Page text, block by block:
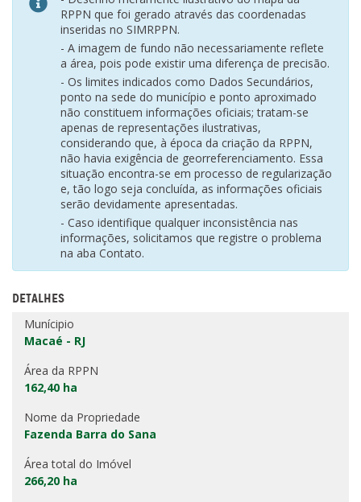
RPPN que foi gerado através das coordenadas
inseridas no SIMRPPN.
- A imagem de fundo não necessariamente reflete
a área, pois pode existir uma diferença de precisão.
- Os limites indicados como Dados Secundários,
ponto na sede do município e ponto aproximado
não constituem informações oficiais; tratam-se
apenas de representações ilustrativas,
considerando que, à época da criação da RPPN,
não havia exigência de georreferenciamento. Essa
situação encontra-se em processo de regularização
e, tão logo seja concluída, as informações oficiais
serão devidamente apresentadas.
- Caso identifique qualquer inconsistência nas
informações, solicitamos que registre o problema
na aba Contato.
DETALHES
Munícipio
Macaé - RJ
Área da RPPN
162,40 ha
Nome da Propriedade
Fazenda Barra do Sana
Área total do Imóvel
266,20 ha